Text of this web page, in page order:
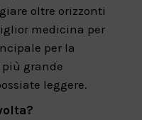
oltre orizzonti
medicina per
per la
grande
leggere.